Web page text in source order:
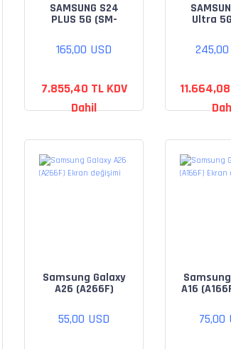
SAMSUNG S24
PLUS 5G (SM-
değişimi
165,00 USD
7.855,40 TL KDV
Dahil
Ultra
245,00
Samsung Galaxy
A26 (A266F)
55,00 USD
A16
75,00